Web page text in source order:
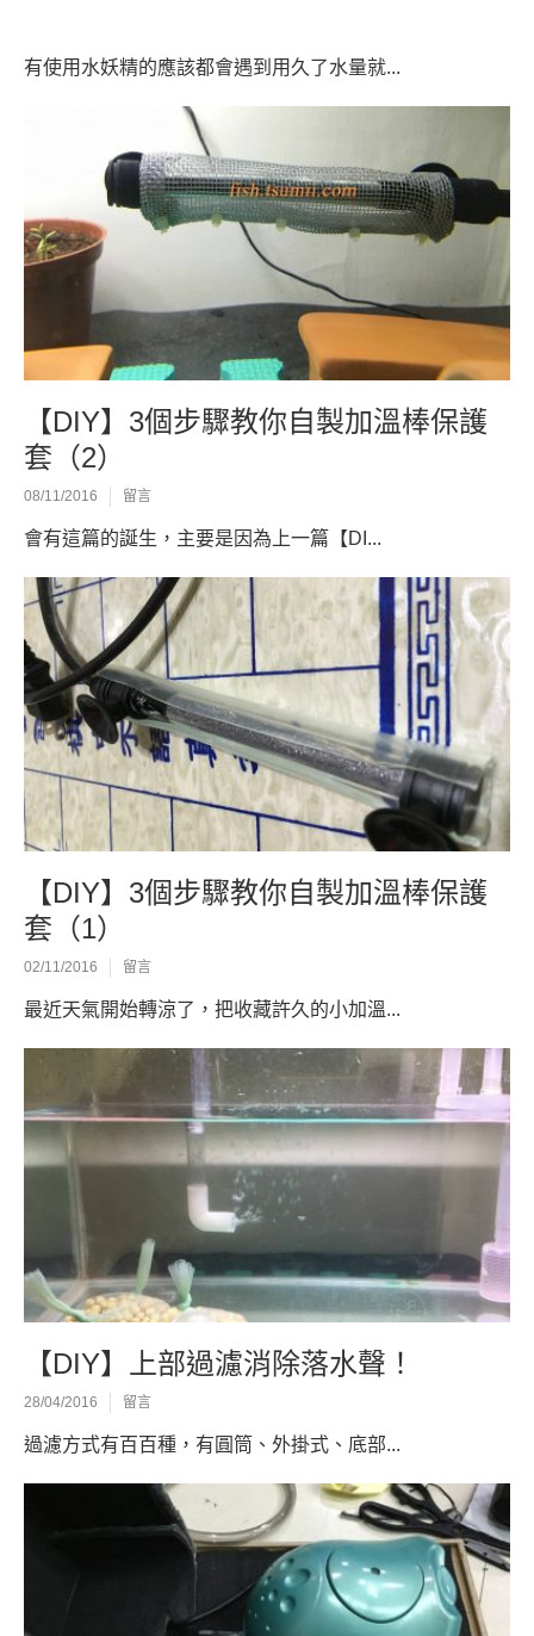
有使用水妖精的應該都會遇到用久了水量就...
【DIY】3個步驟教你自製加溫棒保護
套（2）
08/11/2016 留言
會有這篇的誕生，主要是因為上一篇【DI...
【DIY】3個步驟教你自製加溫棒保護
套（1）
02/11/2016 留言
最近天氣開始轉涼了，把收藏許久的小加溫...
【DIY】上部過濾消除落水聲！
28/04/2016 留言
過濾方式有百百種，有圓筒、外掛式、底部...